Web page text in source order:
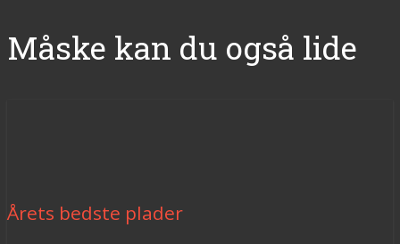
Måske kan du også lide
Årets bedste plader